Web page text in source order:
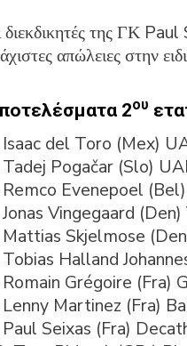
διεκδικητές της ΓΚ
απώλειες στην
2ου
Isaac del Toro (Mex)
Pogačar (Slo)
Evenepoel
Vingegaard
Skjelmose
Halland
Grégoire (Fra)
Martinez (Fra)
Seixas (Fra)